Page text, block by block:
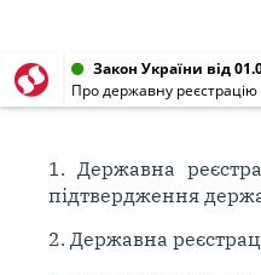
Закон України від
Про державну реєстрацію